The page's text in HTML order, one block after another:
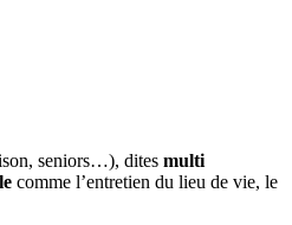
seniors…), dites multi
comme l’entretien du lieu de vie, le